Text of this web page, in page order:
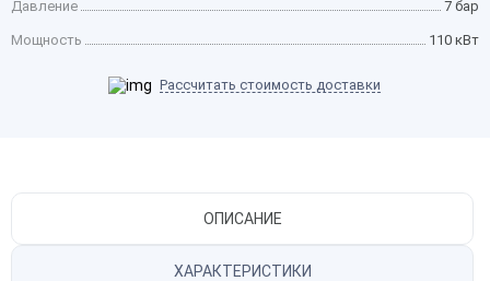
Давление 7 бар
Мощность 110 кВт
Рассчитать стоимость доставки
ОПИСАНИЕ
ХАРАКТЕРИСТИКИ